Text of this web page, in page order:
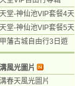
堂-神仙池VIP套餐4天
堂-神仙池VIP套餐5天
藩古城自由行3日遊
風光圖片
春天風光圖片